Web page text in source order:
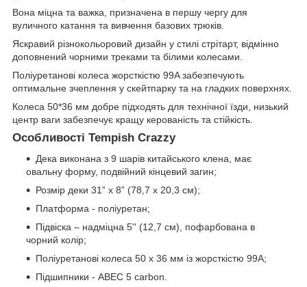
Вона міцна та важка, призначена в першу чергу для
вуличного катання та вивчення базових трюків.
Яскравий різнокольоровий дизайн у стилі стрітарт, відмінно
доповнений чорними треками та білими колесами.
Поліуретанові колеса жорсткістю 99A забезпечують
оптимальне зчеплення у скейтпарку та на гладких поверхнях.
Колеса 50*36 мм добре підходять для технічної їзди, низький
центр ваги забезпечує кращу керованість та стійкість.
Особливості Tempish Crazzy
Дека виконана з 9 шарів китайського клена, має
овальну форму, подвійний кінцевий загин;
Розмір деки 31” х 8” (78,7 x 20,3 см);
Платформа - поліуретан;
Підвіска – надміцна 5'' (12,7 см), пофарбована в
чорний колір;
Поліуретанові колеса 50 х 36 мм із жорсткістю 99А;
Підшипники - ABEC 5 carbon.